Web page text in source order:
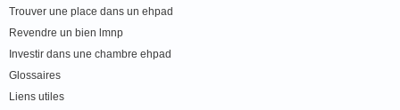
Trouver une place dans un ehpad
Revendre un bien lmnp
Investir dans une chambre ehpad
Glossaires
Liens utiles